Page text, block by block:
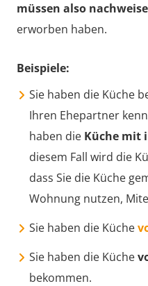
müssen also
erworben haben.
Beispiele:
Sie haben die Küche
Ihren Ehepartner
haben die Küche mit
diesem Fall wird die
dass Sie die Küche
Wohnung nutzen,
Sie haben die Küche
Sie haben die Küche
bekommen.